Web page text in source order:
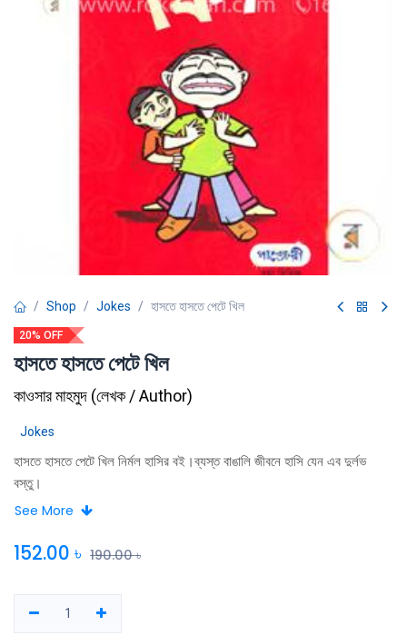
Shop Jokes হাসতে হাসতে পেটে খিল
20% OFF
হাসতে হাসতে পেটে খিল
কাওসার মাহমুদ (লেখক / Author)
Jokes
হাসতে হাসতে পেটে খিল নির্মল হাসির বই।ব্যস্ত বাঙালি জীবনে হাসি যেন এব দুর্লভ
বস্তু।
See More
152.00 ৳ 190.00৳